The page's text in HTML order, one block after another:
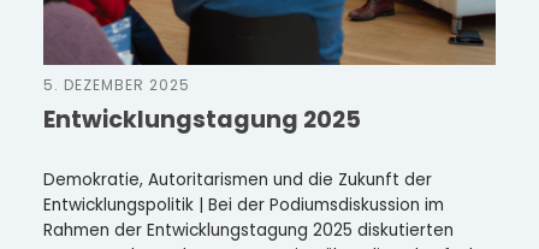
5. DEZEMBER 2025
Entwicklungstagung 2025
Demokratie, Autoritarismen und die Zukunft der
Entwicklungspolitik | Bei der Podiumsdiskussion im
Rahmen der Entwicklungstagung 2025 diskutierten